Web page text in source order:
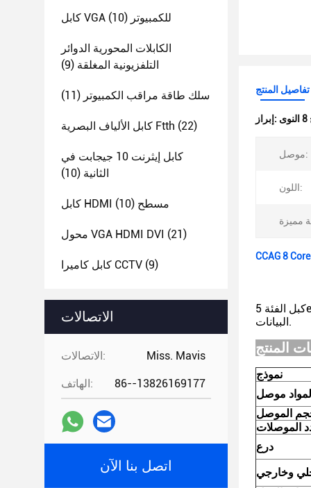
كابل VGA للكمبيوتر (10)
الكابلات المحورية الدوائر
التلفزيونية المغلقة (9)
سلك طاقة مراقب الكمبيوتر (11)
كابل الألياف البصرية Ftth (22)
كابل إيثرنت 10 جيجابت في
الثانية (10)
كابل HDMI مسطح (10)
محول VGA HDMI DVI (21)
كابل كاميرا CCTV (9)
الاتصالات
الاتصالات: Miss. Mavis
الهاتف: 86--13826169177
اتصل بنا الآن
تفاصيل المنتج
إبراز:
موصل:
اللون:
CCAG 8
كبل الفئة 5e (CAT5e) هو كبل عالي الأداء متعدد الأزواج (عادة ما يكون 4 أزواج) يتكون من أسلاك زوج مجدولة ويستخدم بشكل أساسي لنقل
البيانات.
نموذج
موصل
الموصل
الموصلات
درع
وخارجي